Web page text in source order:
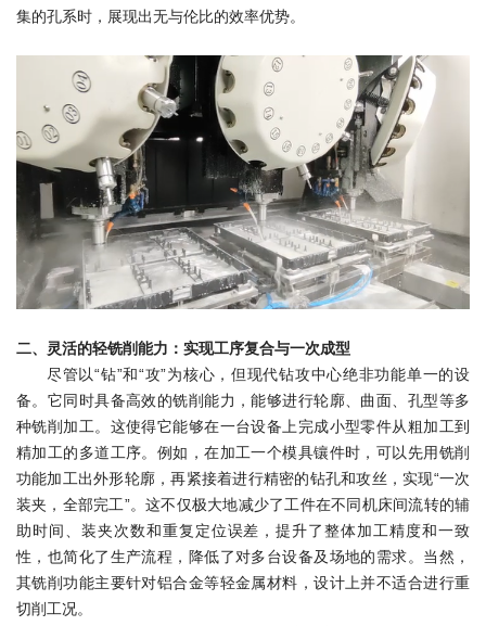
集的孔系时，展现出无与伦比的效率优势。
二、灵活的轻铣削能力：实现工序复合与一次成型
尽管以“钻”和“攻”为核心，但现代钻攻中心绝非功能单一的设
备。它同时具备高效的铣削能力，能够进行轮廓、曲面、孔型等多
种铣削加工。这使得它能够在一台设备上完成小型零件从粗加工到
精加工的多道工序。例如，在加工一个模具镶件时，可以先用铣削
功能加工出外形轮廓，再紧接着进行精密的钻孔和攻丝，实现“一次
装夹，全部完工”。这不仅极大地减少了工件在不同机床间流转的辅
助时间、装夹次数和重复定位误差，提升了整体加工精度和一致
性，也简化了生产流程，降低了对多台设备及场地的需求。当然，
其铣削功能主要针对铝合金等轻金属材料，设计上并不适合进行重
切削工况。